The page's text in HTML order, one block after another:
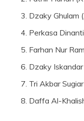
Dzaky Ghulam
Perkasa
Farhan Nur
Dzaky
Tri Akbar
Daffa Al-